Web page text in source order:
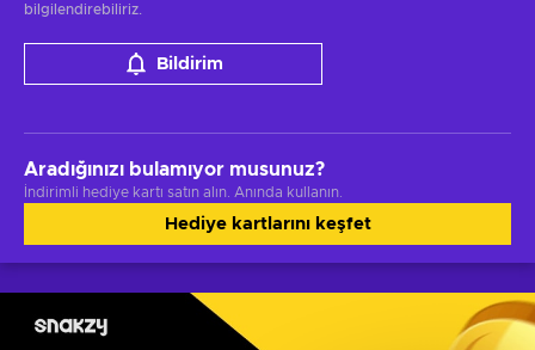
bilgilendirebiliriz.
Bildirim
Aradığınızı bulamıyor musunuz?
İndirimli hediye kartı satın alın. Anında kullanın.
Hediye kartlarını keşfet